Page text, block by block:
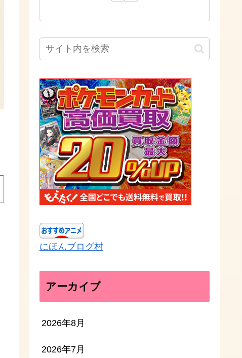
にほんブログ村
アーカイブ
2026年8月
2026年7月